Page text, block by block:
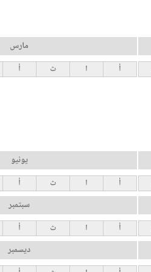
مارس
أ ا ث أ
يونيو
أ ا ث أ
سبتمبر
أ ا ث أ
ديسمبر